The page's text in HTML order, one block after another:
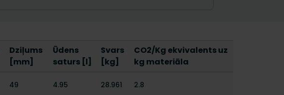
Dziļums
[mm]
Ūdens
saturs [l]
Svars
[kg]
CO2/Kg ekvivalents uz
kg materiāla
49 4.95 28.961 2.8